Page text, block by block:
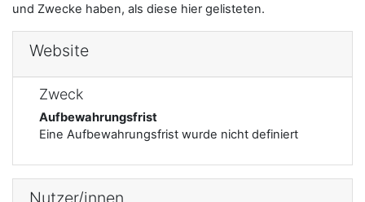
und Zwecke haben, als diese hier gelisteten.
Website
Zweck
Aufbewahrungsfrist
Eine Aufbewahrungsfrist wurde nicht definiert
Nutzer/innen